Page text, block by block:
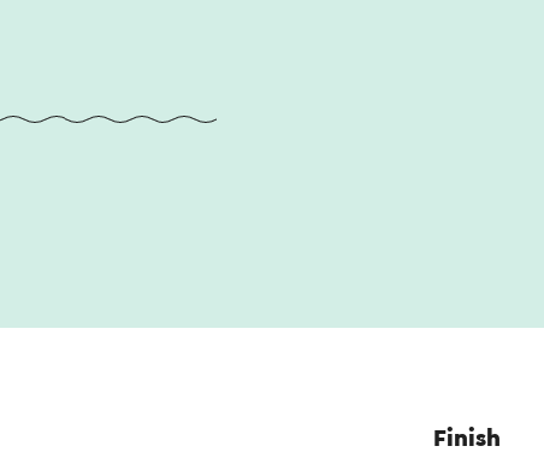
Finish